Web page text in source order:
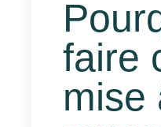
faire
mise